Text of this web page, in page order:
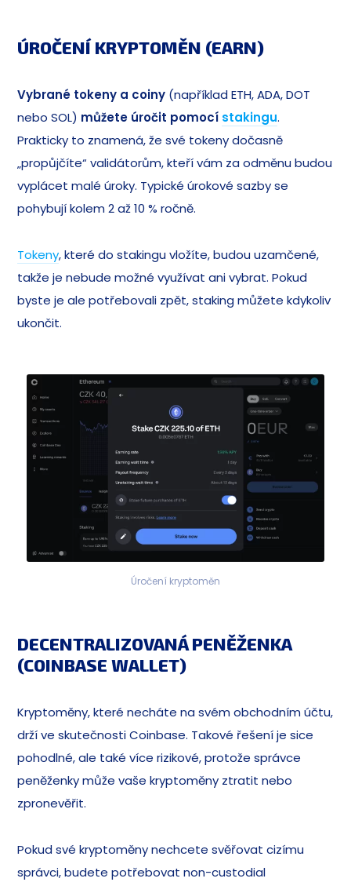
ÚROČENÍ KRYPTOMĚN (EARN)
Vybrané tokeny a coiny (například ETH, ADA, DOT
nebo SOL) můžete úročit pomocí stakingu.
Prakticky to znamená, že své tokeny dočasně
„propůjčíte“ validátorům, kteří vám za odměnu budou
vyplácet malé úroky. Typické úrokové sazby se
pohybují kolem 2 až 10 % ročně.
Tokeny, které do stakingu vložíte, budou uzamčené,
takže je nebude možné využívat ani vybrat. Pokud
byste je ale potřebovali zpět, staking můžete kdykoliv
ukončit.
Úročení kryptoměn
DECENTRALIZOVANÁ PENĚŽENKA
(COINBASE WALLET)
Kryptoměny, které necháte na svém obchodním účtu,
drží ve skutečnosti Coinbase. Takové řešení je sice
pohodlné, ale také více rizikové, protože správce
peněženky může vaše kryptoměny ztratit nebo
zpronevěřit.
Pokud své kryptoměny nechcete svěřovat cizímu
správci, budete potřebovat non-custodial